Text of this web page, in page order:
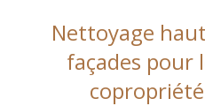
Nettoyage
façades pour